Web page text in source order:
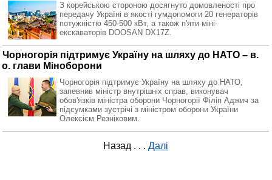
З корейською стороною досягнуто домовленості про
передачу Україні в якості гумдопомоги 20 генераторів
потужністю 450-500 кВт, а також п'яти міні-
екскаваторів DOOSAN DX17Z.
Чорногорія підтримує Україну на шляху до НАТО – в.
о. глави Міноборони
Чорногорія підтримує Україну на шляху до НАТО,
запевнив міністр внутрішніх справ, виконувач
обов'язків міністра оборони Чорногорії Філіп Аджич за
підсумками зустрічі з міністром оборони України
Олексієм Резніковим.
Назад . . . Далі